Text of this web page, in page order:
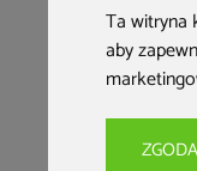
Ta witryna
aby
ZGODA